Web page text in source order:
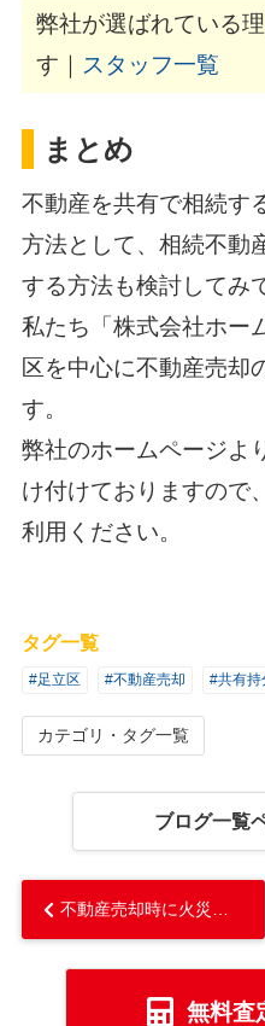
弊社が選ばれている
す｜ スタッフ一覧
まとめ
不動産を共有で相続す
方法として、相続不動
する方法も検討してみ
私たち「株式会社ホー
区を中心に不動産売却
す。
弊社のホームページよ
け付けておりますので
利用ください。
タグ一覧
#足立区 #不動産売却 #共有持
カテゴリ・タグ一覧
ブログ一覧
無料査